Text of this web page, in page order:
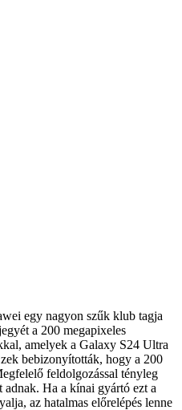
egy nagyon szűk klub tagja
a 200 megapixeles
amelyek a Galaxy S24 Ultra
bebizonyították, hogy a 200
feldolgozással tényleg
adnak. Ha a kínai gyártó ezt a
az hatalmas előrelépés lenne